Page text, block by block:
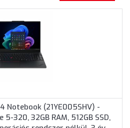
Notebook (21YE005SHV) -
5-320, 32GB RAM, 512GB SSD,